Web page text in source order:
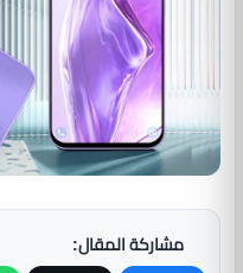
مشاركة المقال: